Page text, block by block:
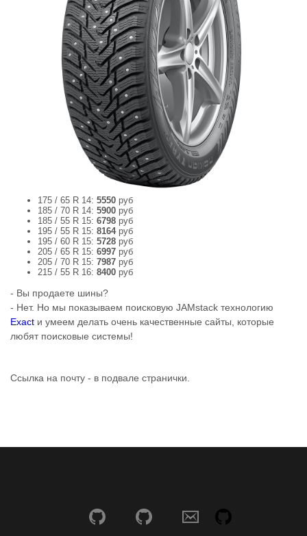
175 / 65 R 14: 5550 руб
185 / 70 R 14: 5900 руб
185 / 55 R 15: 6798 руб
195 / 55 R 15: 8164руб
195 / 60 R 15: 5728 руб
205 / 65 R 15: 6997 руб
205 / 70 R 15: 7987 руб
215 / 55 R 16: 8400 руб
- Вы продаете шины?
- Нет. Но мы показываем поисковую JAMstack технологию
Exact и умеем делать очень качественные сайты, которые
любят поисковые системы!
Ссылка на почту - в подвале странички.